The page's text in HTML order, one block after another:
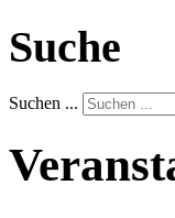
Suche
Suchen ...